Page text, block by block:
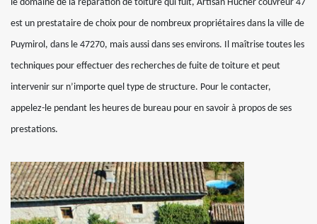
le domaine de la réparation de toiture qui fuit, Artisan Hucher couvreur 47
est un prestataire de choix pour de nombreux propriétaires dans la ville de
Puymirol, dans le 47270, mais aussi dans ses environs. Il maîtrise toutes les
techniques pour effectuer des recherches de fuite de toiture et peut
intervenir sur n’importe quel type de structure. Pour le contacter,
appelez-le pendant les heures de bureau pour en savoir à propos de ses
prestations.